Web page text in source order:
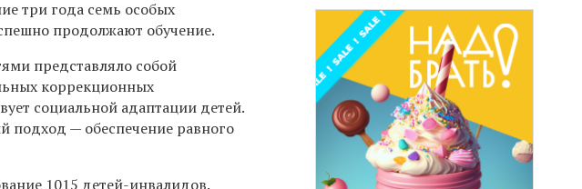
три года семь особых
продолжают обучение.
представляло собой
коррекционных
социальной адаптации детей.
подход — обеспечение равного
1015 детей-инвалидов.